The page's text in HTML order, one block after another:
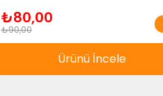
₺80,00
₺90,00
Ürünü İncele